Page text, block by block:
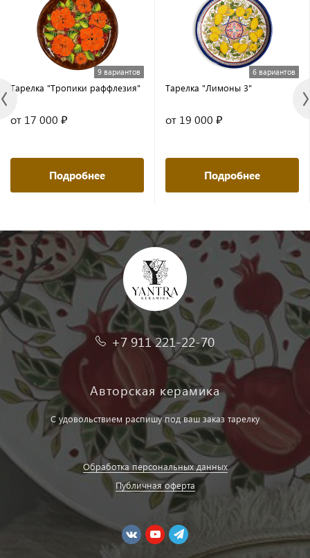
9 вариантов
Тарелка "Тропики раффлезия"
от 17 000 ₽
Подробнее
6 вариантов
Тарелка "Лимоны 3"
от 19 000 ₽
Подробнее
+7 911 221-22-70
Авторская керамика
С удовольствием распишу под ваш заказ тарелку
Обработка персональных данных
Публичная оферта